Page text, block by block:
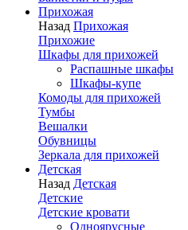
Прихожая
Назад Прихожая
Прихожие
Шкафы для прихожей
Распашные шкафы
Шкафы-купе
Комоды для прихожей
Тумбы
Вешалки
Обувницы
Зеркала для прихожей
Детская
Назад Детская
Детские
Детские кровати
Одноярусные